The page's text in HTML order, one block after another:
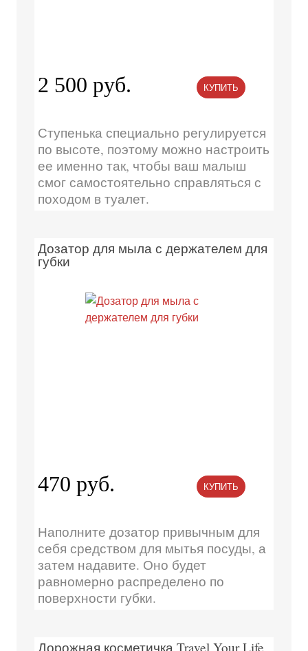
2 500 руб. КУПИТЬ
Ступенька специально регулируется
по высоте, поэтому можно настроить
ее именно так, чтобы ваш малыш
смог самостоятельно справляться с
походом в туалет.
Дозатор для мыла с держателем для
губки
470 руб. КУПИТЬ
Наполните дозатор привычным для
себя средством для мытья посуды, а
затем надавите. Оно будет
равномерно распределено по
поверхности губки.
Дорожная косметичка Travel Your Life